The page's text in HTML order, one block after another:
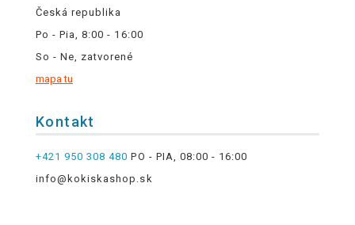
Česká republika
Po - Pia, 8:00 - 16:00
So - Ne, zatvorené
mapa tu
Kontakt
+421 950 308 480 PO - PIA, 08:00 - 16:00
info@kokiskashop.sk